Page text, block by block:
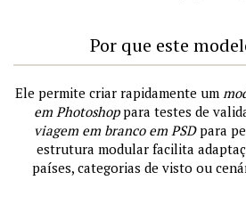
Por que este
Ele permite criar rapidamente um
em Photoshoppara testes de
viagem em branco em PSDpara
estrutura modular facilita
países, categorias de visto ou